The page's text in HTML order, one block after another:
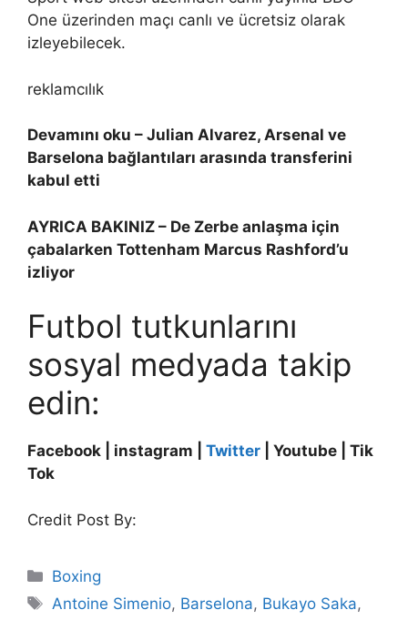
One üzerinden maçı canlı ve ücretsiz olarak
izleyebilecek.
reklamcılık
Devamını oku – Julian Alvarez, Arsenal ve
Barselona bağlantıları arasında transferini
kabul etti
AYRICA BAKINIZ – De Zerbe anlaşma için
çabalarken Tottenham Marcus Rashford’u
izliyor
Futbol tutkunlarını
sosyal medyada takip
edin:
Facebook | instagram | Twitter | Youtube | Tik
Tok
Credit Post By:
Categories
Boxing
Tags
Antoine Simenio, Barselona, Bukayo Saka,